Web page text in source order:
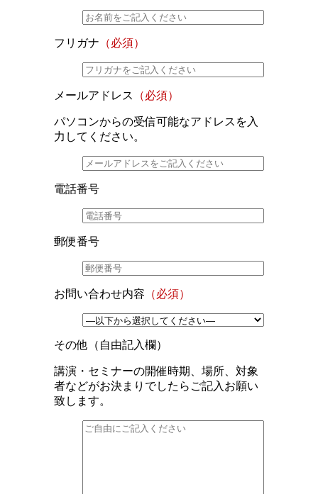
フリガナ （必須）
メールアドレス （必須）
パソコンからの受信可能なアドレスを入
力してください。
電話番号
郵便番号
お問い合わせ内容 （必須）
その他（自由記入欄）
講演・セミナーの開催時期、場所、対象
者などがお決まりでしたらご記入お願い
致します。